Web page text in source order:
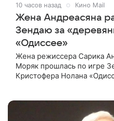
10 часов назад Кино Mail
Жена Андреасяна
Зендаю за
«Одиссее»
Жена режиссера Сарика
Моряк прошлась по игре
Кристофера Нолана